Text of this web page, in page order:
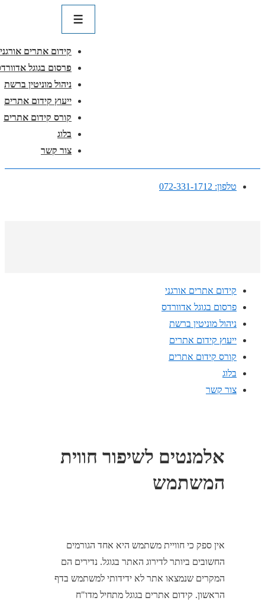
תפריט
קידום אתרים אורגני
פרסום בגוגל אדוורדס
ניהול מוניטין ברשת
ייעוץ קידום אתרים
קורס קידום אתרים
בלוג
צור קשר
טלפון: 072-331-1712
קידום אתרים אורגני
פרסום בגוגל אדוורדס
ניהול מוניטין ברשת
ייעוץ קידום אתרים
קורס קידום אתרים
בלוג
צור קשר
אלמנטים לשיפור חווית
המשתמש
אין ספק כי חוויית משתמש היא אחד הגורמים
החשובים ביותר לדירוג האתר בגוגל. נדירים הם
המקרים שנמצאו אתר לא ידידותי למשתמש בדף
הראשון. קידום אתרים בגוגל מתחיל מדו"ח